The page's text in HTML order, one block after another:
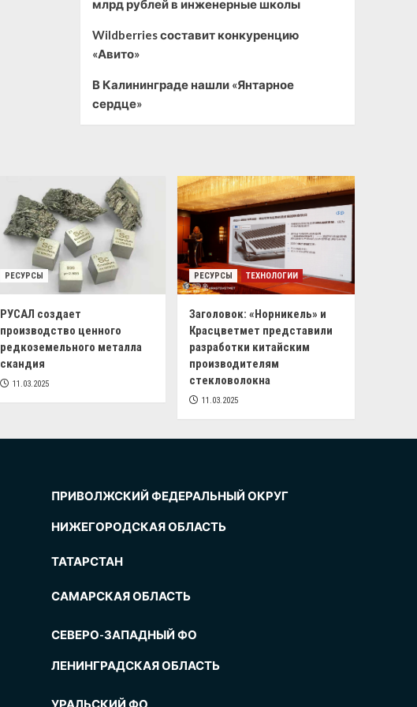
млрд рублей в инженерные школы
Wildberries составит конкуренцию
«Авито»
В Калининграде нашли «Янтарное
сердце»
РЕСУРСЫ
РУСАЛ создает
производство ценного
редкоземельного металла
скандия
11.03.2025
РЕСУРСЫ ТЕХНОЛОГИИ
Заголовок: «Норникель» и
Красцветмет представили
разработки китайским
производителям
стекловолокна
11.03.2025
ПРИВОЛЖСКИЙ ФЕДЕРАЛЬНЫЙ ОКРУГ
НИЖЕГОРОДСКАЯ ОБЛАСТЬ
ТАТАРСТАН
САМАРСКАЯ ОБЛАСТЬ
СЕВЕРО-ЗАПАДНЫЙ ФО
ЛЕНИНГРАДСКАЯ ОБЛАСТЬ
УРАЛЬСКИЙ ФО